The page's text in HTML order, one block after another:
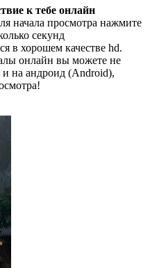
к тебе онлайн
начала просмотра нажмите
секунд
в хорошем качестве hd.
онлайн вы можете не
на андроид (Android),